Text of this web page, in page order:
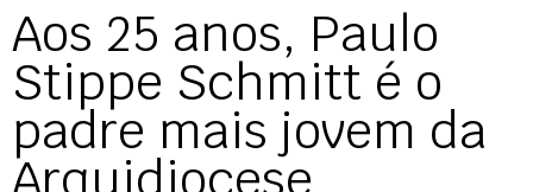
Aos 25 anos, Paulo
Stippe Schmitt é o
padre mais jovem da
Arquidiocese